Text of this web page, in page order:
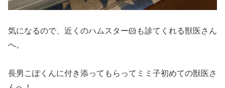
気になるので、近くのハムスター🐹も診てくれる獣医さん
へ。
長男こぽくんに付き添ってもらってミミ子初めての獣医さ